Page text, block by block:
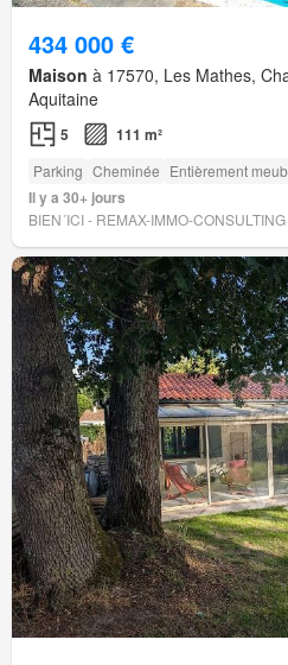
434 000 €
Maison à 17570, Les Mathes,
Aquitaine
5 111 m²
Parking Cheminée Entièrement
Il y a 30+ jours
BIEN´ICI - REMAX-IMMO-CONSULTING